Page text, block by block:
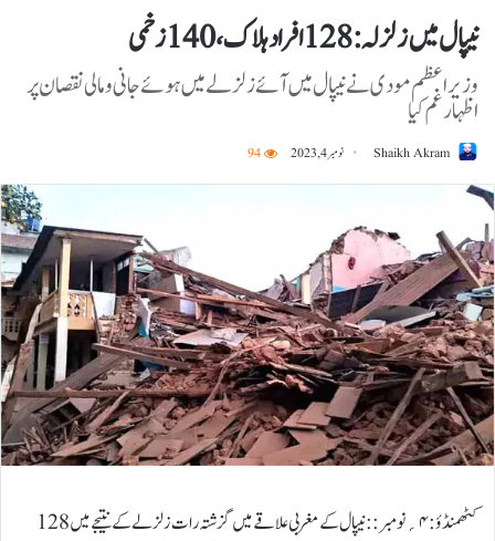
نیپال میں زلزلہ:128 افراد ہلاک، 140زخمی
وزیر اعظم مودی نے نیپال میں آئے زلزلے میں ہوئے جانی و مالی نقصان پر
اظہار غم کیا
Shaikh Akram نومبر 4, 2023 94
کٹھمنڈؤ:۴؍نومبر::نیپال کے مغربی علاقے میں گزشتہ رات زلزلے کے نتیجے میں 128